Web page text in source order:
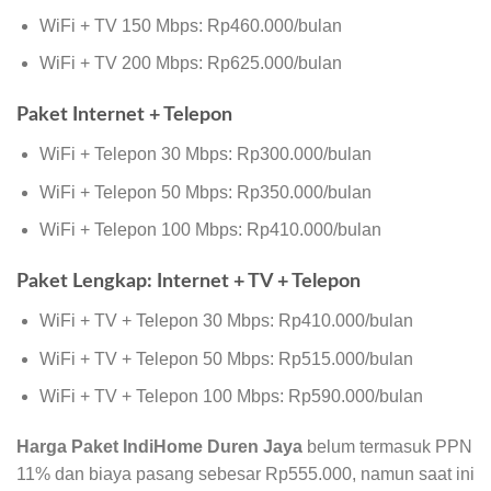
WiFi + TV 150 Mbps: Rp460.000/bulan
WiFi + TV 200 Mbps: Rp625.000/bulan
Paket Internet + Telepon
WiFi + Telepon 30 Mbps: Rp300.000/bulan
WiFi + Telepon 50 Mbps: Rp350.000/bulan
WiFi + Telepon 100 Mbps: Rp410.000/bulan
Paket Lengkap: Internet + TV + Telepon
WiFi + TV + Telepon 30 Mbps: Rp410.000/bulan
WiFi + TV + Telepon 50 Mbps: Rp515.000/bulan
WiFi + TV + Telepon 100 Mbps: Rp590.000/bulan
Harga Paket IndiHome Duren Jaya belum termasuk PPN
11% dan biaya pasang sebesar Rp555.000, namun saat ini